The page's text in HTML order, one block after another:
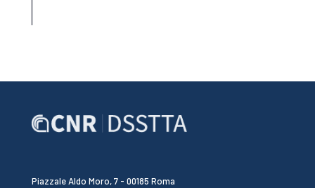
Piazzale Aldo Moro, 7 - 00185 Roma